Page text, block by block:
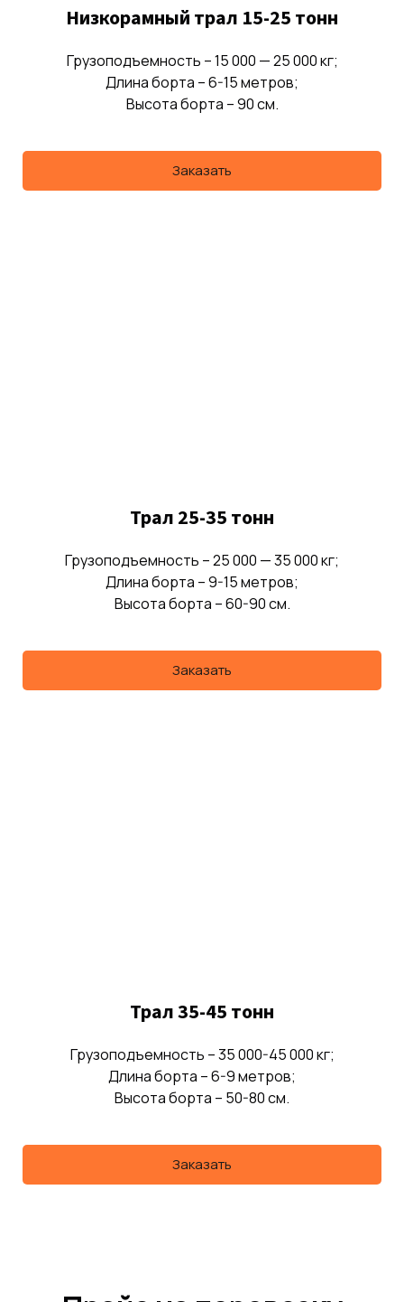
Низкорамный трал 15-25 тонн
Грузоподъемность – 15 000 — 25 000 кг;
Длина борта – 6-15 метров;
Высота борта – 90 см.
Заказать
Трал 25-35 тонн
Грузоподъемность – 25 000 — 35 000 кг;
Длина борта – 9-15 метров;
Высота борта – 60-90 см.
Заказать
Трал 35-45 тонн
Грузоподъемность – 35 000-45 000 кг;
Длина борта – 6-9 метров;
Высота борта – 50-80 см.
Заказать